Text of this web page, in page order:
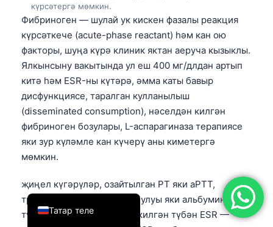
күрсәтергә мөмкин.
Фибриноген — шулай ук кискен фазалы реакция
күрсәткече (acute-phase reactant) һәм кан ою
факторы, шуңа күрә клиник яктан аеруча кызыклы.
Ялкынсыну вакытында ул еш 400 мг/длдан артып
китә һәм ESR-ны күтәрә, әмма каты бавыр
дисфункциясе, таралган кулланылыш
(disseminated consumption), нәселдән килгән
фибриноген бозулары, L-аспарагиназа терапиясе
яки зур күләмле кан күчерү аны киметергә
мөмкин.
җиңел күгәрүләр, озайтылган PT яки aPTT,
тромбоцитларның түбән булуы яки альбуминның
түбән булуы белән бергә килгән түбән ESR —
Татар теле
English
العربية
Français
עִבְרִית
Español
Português
Ελληνικά
Türkçe